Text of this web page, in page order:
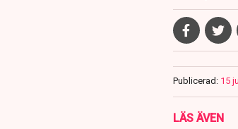
Publicerad: 15
LÄS ÄVEN